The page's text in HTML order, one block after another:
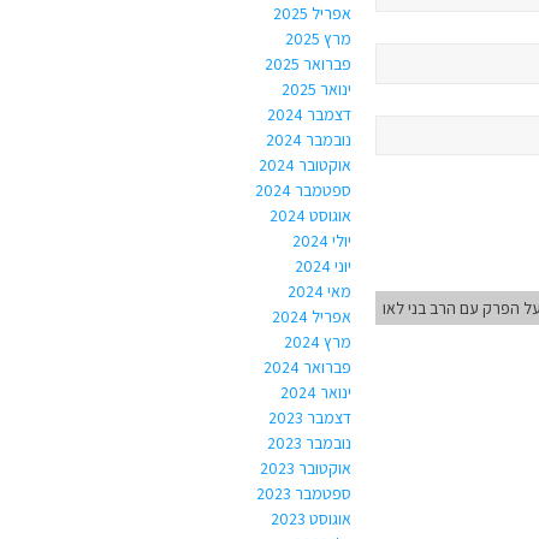
הפרק עם הרב בני לאו
אפריל 2025
מרץ 2025
פברואר 2025
ינואר 2025
דצמבר 2024
נובמבר 2024
אוקטובר 2024
ספטמבר 2024
אוגוסט 2024
יולי 2024
יוני 2024
מאי 2024
אפריל 2024
מרץ 2024
פברואר 2024
ינואר 2024
דצמבר 2023
נובמבר 2023
אוקטובר 2023
ספטמבר 2023
אוגוסט 2023